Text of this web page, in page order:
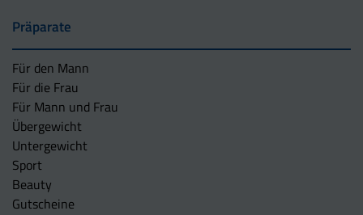
Präparate
Für den Mann
Für die Frau
Für Mann und Frau
Übergewicht
Untergewicht
Sport
Beauty
Gutscheine